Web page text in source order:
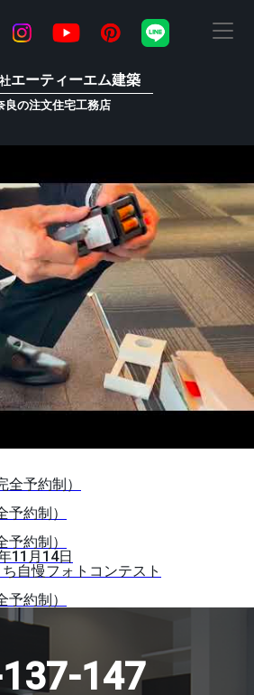
エーティーエム建築
良の注文住宅工務店
予約制）
約制）
約制）
11月14日
自慢フォトコンテスト
約制）
147